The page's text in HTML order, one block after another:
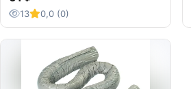
13 0,0 (0)